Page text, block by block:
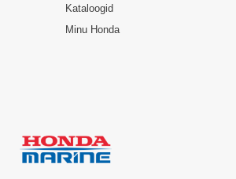
Kataloogid
Minu Honda